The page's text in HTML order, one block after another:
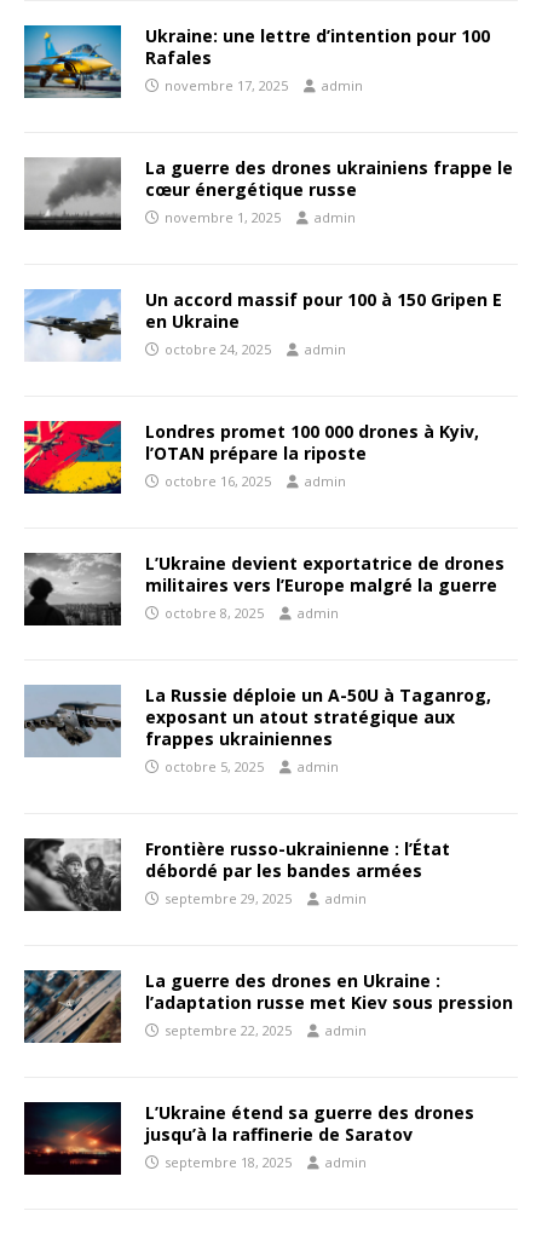
Ukraine: une lettre d’intention pour 100
Rafales
novembre 17, 2025 admin
La guerre des drones ukrainiens frappe le
cœur énergétique russe
novembre 1, 2025 admin
Un accord massif pour 100 à 150 Gripen E
en Ukraine
octobre 24, 2025 admin
Londres promet 100 000 drones à Kyiv,
l’OTAN prépare la riposte
octobre 16, 2025 admin
L’Ukraine devient exportatrice de drones
militaires vers l’Europe malgré la guerre
octobre 8, 2025 admin
La Russie déploie un A-50U à Taganrog,
exposant un atout stratégique aux
frappes ukrainiennes
octobre 5, 2025 admin
Frontière russo-ukrainienne : l’État
débordé par les bandes armées
septembre 29, 2025 admin
La guerre des drones en Ukraine :
l’adaptation russe met Kiev sous pression
septembre 22, 2025 admin
L’Ukraine étend sa guerre des drones
jusqu’à la raffinerie de Saratov
septembre 18, 2025 admin